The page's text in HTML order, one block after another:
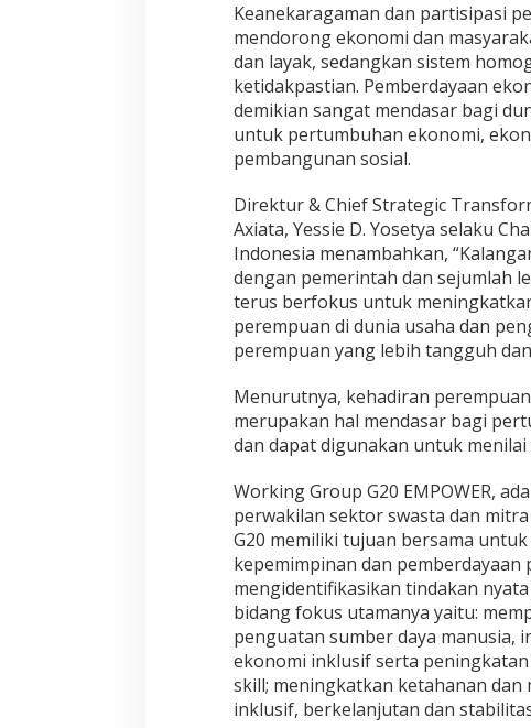
Keanekaragaman dan partisipasi
mendorong ekonomi dan
dan layak, sedangkan sistem
ketidakpastian. Pemberdayaan
demikian sangat mendasar bagi
untuk pertumbuhan ekonomi,
pembangunan sosial.
Direktur & Chief Strategic
Axiata, Yessie D. Yosetya selaku
Indonesia menambahkan,
dengan pemerintah dan sejumlah
terus berfokus untuk
perempuan di dunia usaha dan
perempuan yang lebih tangguh
Menurutnya, kehadiran
merupakan hal mendasar bagi
dan dapat digunakan untuk
Working Group G20 EMPOWER,
perwakilan sektor swasta dan
G20 memiliki tujuan bersama
kepemimpinan dan
mengidentifikasikan tindakan
bidang fokus utamanya yaitu:
penguatan sumber daya manusia,
ekonomi inklusif serta
skill; meningkatkan ketahanan
inklusif, berkelanjutan dan